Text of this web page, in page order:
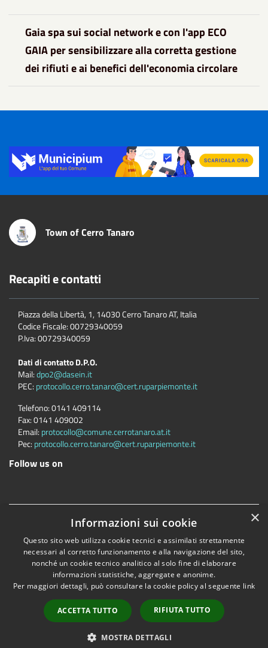
Gaia spa sui social network e con l'app ECO
GAIA per sensibilizzare alla corretta gestione
dei rifiuti e ai benefici dell'economia circolare
Title
Town of Cerro Tanaro
Recapiti e contatti
Piazza della Libertà, 1, 14030 Cerro Tanaro AT, Italia
Codice Fiscale: 00729340059
P.Iva: 00729340059
Dati di contatto D.P.O.
Mail:dpo2@dasein.it
PEC: protocollo.cerro.tanaro@cert.ruparpiemonte.it
Telefono:0141 409114
Fax:0141 409002
Email: protocollo@comune.cerrotanaro.at.it
Pec: protocollo.cerro.tanaro@cert.ruparpiemonte.it
Follow us on
Accessibility Privacy Cookie Sitemap
Comune convenzionatoAstigov
Progetto|Convenzione|Adesioni
×
Informazioni sui cookie
Questo sito web utilizza cookie tecnici e assimilati strettamente
necessari al corretto funzionamento e alla navigazione del sito,
nonché un cookie tecnico analitico al solo fine di elaborare
informazioni statistiche, aggregate e anonime.
Per maggiori dettagli, può consultare la cookie policy al seguente link
ACCETTA TUTTO RIFIUTA TUTTO
MOSTRA DETTAGLI